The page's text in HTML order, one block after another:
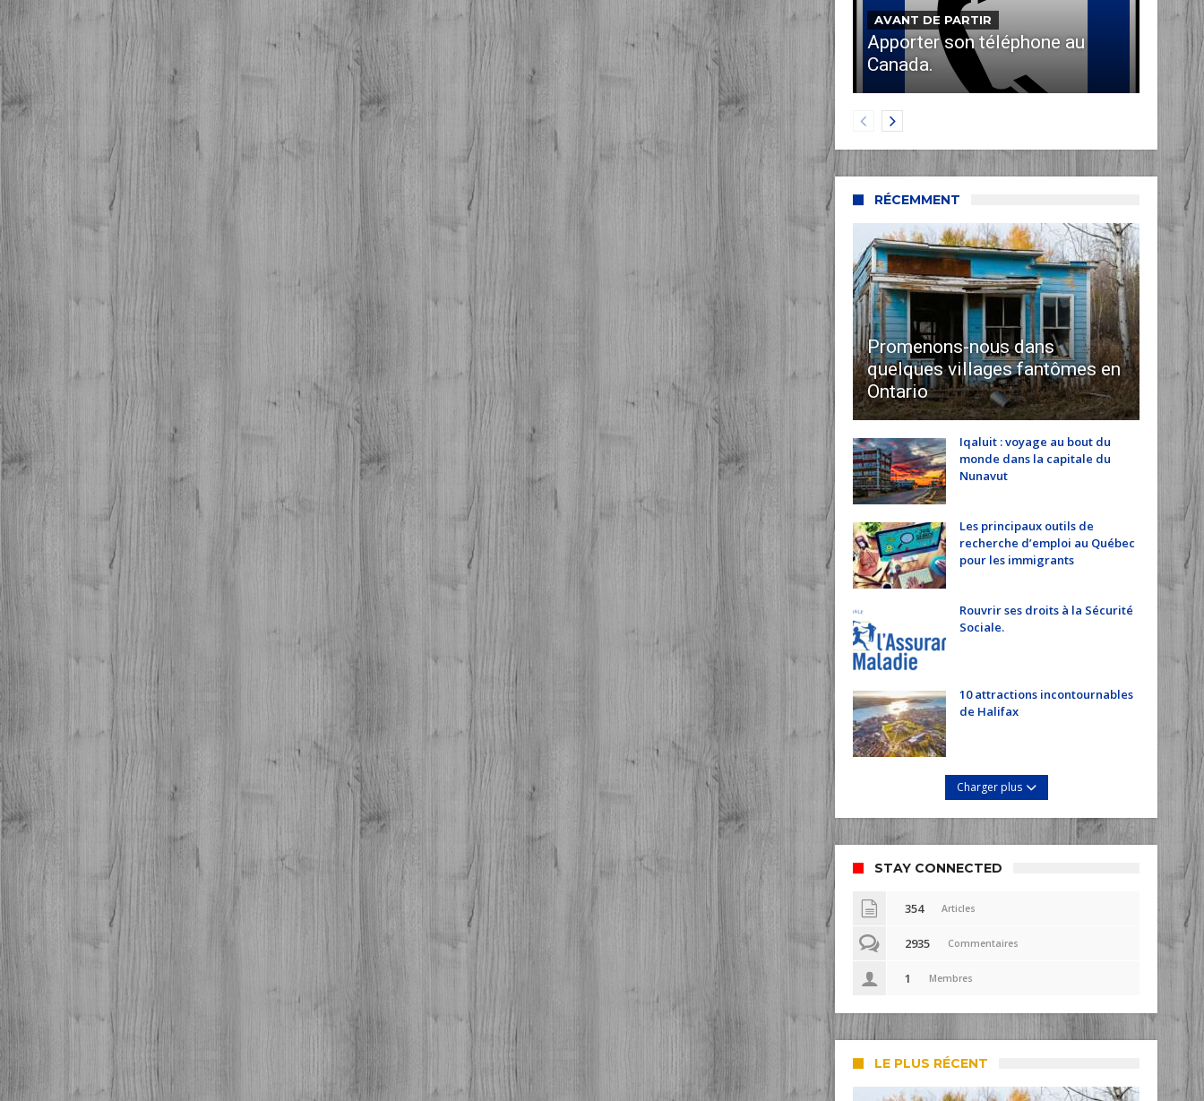
AVANT DE PARTIR
Apporter son téléphone au
Canada.
RÉCEMMENT
Promenons-nous dans
quelques villages fantômes en
Ontario
Iqaluit : voyage au bout du
monde dans la capitale du
Nunavut
Les principaux outils de
recherche d’emploi au Québec
pour les immigrants
Rouvrir ses droits à la Sécurité
Sociale.
10 attractions incontournables
de Halifax
Charger plus
STAY CONNECTED
354 Articles
2935 Commentaires
1 Membres
LE PLUS RÉCENT